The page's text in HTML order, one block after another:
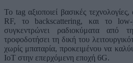
Το tag αξιοποιεί βασικές
RF, το backscattering, και το
συγκεντρώνει ραδιοκύματα
τροφοδοτήσει τη δική του
χωρίς μπαταρία, προκειμένου να
IoT στην επερχόμενη εποχή 6G.